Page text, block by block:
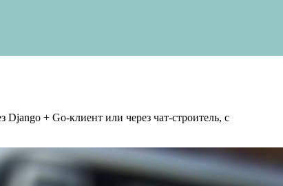
+ Go‑клиент или через чат‑строитель, с